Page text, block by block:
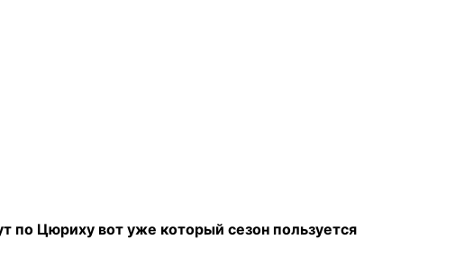
по Цюриху вот уже который сезон пользуется